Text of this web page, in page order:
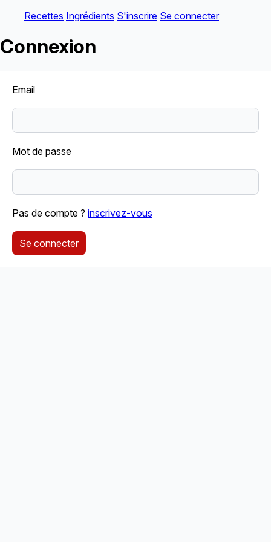
Recettes Ingrédients S'inscrire Se connecter
Connexion
Email
Mot de passe
Pas de compte ? inscrivez-vous
Se connecter